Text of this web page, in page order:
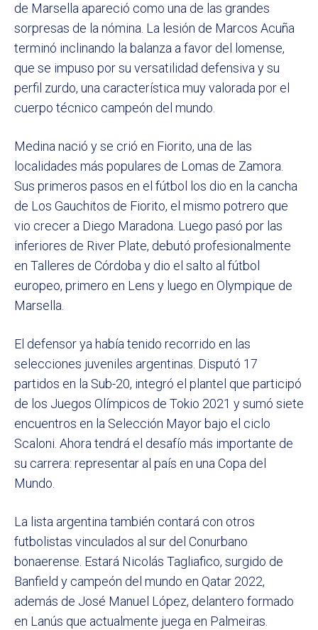
de Marsella apareció como una de las grandes
sorpresas de la nómina. La lesión de Marcos Acuña
terminó inclinando la balanza a favor del lomense,
que se impuso por su versatilidad defensiva y su
perfil zurdo, una característica muy valorada por el
cuerpo técnico campeón del mundo.
Medina nació y se crió en Fiorito, una de las
localidades más populares de Lomas de Zamora.
Sus primeros pasos en el fútbol los dio en la cancha
de Los Gauchitos de Fiorito, el mismo potrero que
vio crecer a Diego Maradona. Luego pasó por las
inferiores de River Plate, debutó profesionalmente
en Talleres de Córdoba y dio el salto al fútbol
europeo, primero en Lens y luego en Olympique de
Marsella.
El defensor ya había tenido recorrido en las
selecciones juveniles argentinas. Disputó 17
partidos en la Sub-20, integró el plantel que participó
de los Juegos Olímpicos de Tokio 2021 y sumó siete
encuentros en la Selección Mayor bajo el ciclo
Scaloni. Ahora tendrá el desafío más importante de
su carrera: representar al país en una Copa del
Mundo.
La lista argentina también contará con otros
futbolistas vinculados al sur del Conurbano
bonaerense. Estará Nicolás Tagliafico, surgido de
Banfield y campeón del mundo en Qatar 2022,
además de José Manuel López, delantero formado
en Lanús que actualmente juega en Palmeiras.